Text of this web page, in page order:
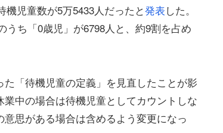
児童数が5万5433人だったと発表した。
ち「0歳児」が6798人と、約9割を占め
「待機児童の定義」を見直したことが影
中の場合は待機児童としてカウントしな
思がある場合は含めるよう変更になっ